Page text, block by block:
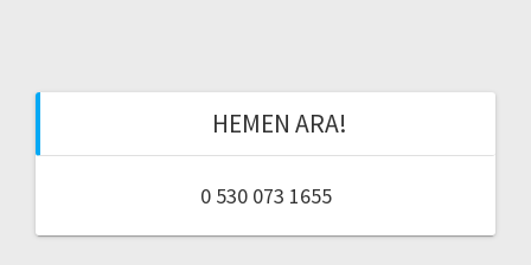
m
ı
:
I
HEMEN ARA!
0 530 073 1655